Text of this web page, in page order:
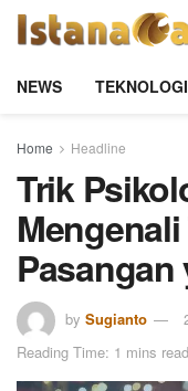
NEWS TEKNOLOGI
Home Headline
Trik
Pasangan
by Sugianto
Reading Time: 1 mins read